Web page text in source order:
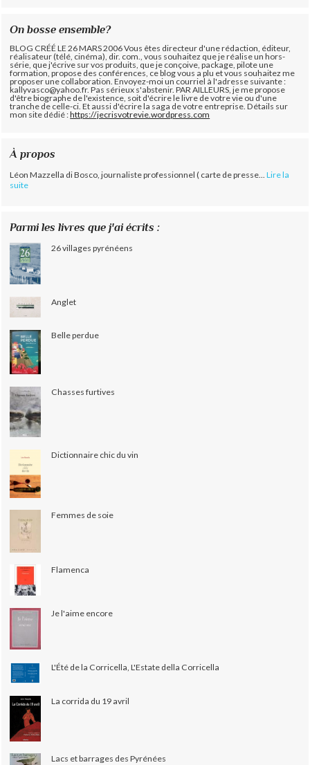
On bosse ensemble?
BLOG CRÉÉ LE 26 MARS 2006 Vous êtes directeur d'une rédaction, éditeur,
réalisateur (télé, cinéma), dir. com., vous souhaitez que je réalise un hors-
série, que j'écrive sur vos produits, que je conçoive, package, pilote une
formation, propose des conférences, ce blog vous a plu et vous souhaitez me
proposer une collaboration. Envoyez-moi un courriel à l'adresse suivante :
kallyvasco@yahoo.fr. Pas sérieux s'abstenir. PAR AILLEURS, je me propose
d'être biographe de l'existence, soit d'écrire le livre de votre vie ou d'une
tranche de celle-ci. Et aussi d'écrire la saga de votre entreprise. Détails sur
mon site dédié :https://jecrisvotrevie.wordpress.com
À propos
Léon Mazzella di Bosco, journaliste professionnel ( carte de presse... Lire la
suite
Parmi les livres que j'ai écrits :
26 villages pyrénéens
Anglet
Belle perdue
Chasses furtives
Dictionnaire chic du vin
Femmes de soie
Flamenca
Je l'aime encore
L'Été de la Corricella, L'Estate della Corricella
La corrida du 19 avril
Lacs et barrages des Pyrénées